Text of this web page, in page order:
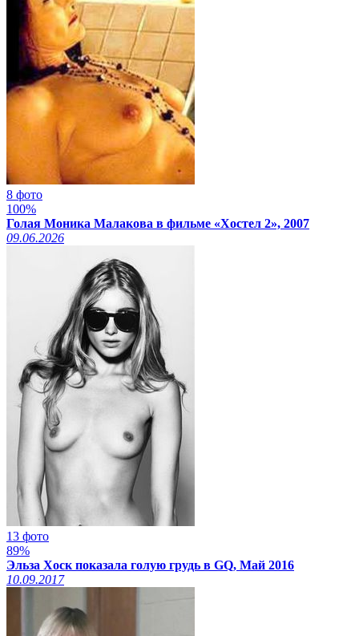
8 фото
100%
Голая Моника Малакова в фильме «Хостел 2», 2007
09.06.2026
13 фото
89%
Эльза Хоск показала голую грудь в GQ, Май 2016
10.09.2017